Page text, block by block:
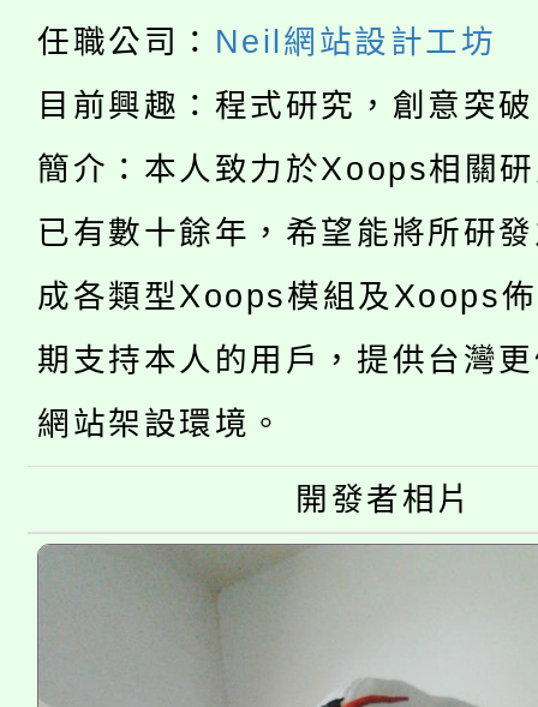
程
「本色祭」8/29、30在
場熱烈登場!
8/21下午1時於龍潭區
徵才活動。
YOUNG桃局內行報名
局官網。
開!
桃園市低收入戶享有免
半價優惠，詳情可洽有
者。
大園自造教育及科技中
份教師增能研習
大溪自造教育及科技中
份教師研習
淨零綠生活教案入校路
會
115年食農教育專業人
任職公司： Neil網站設計工坊
目前興趣：程式研究，創意突
簡介：本人致力於Xoops相關
已有數十餘年，希望能將所研
成各類型Xoops模組及Xoops
期支持本人的用戶，提供台灣
網站架設環境。
開發者相片